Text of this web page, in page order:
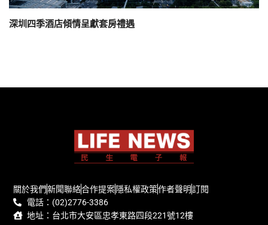
深圳四季酒店傾情呈獻套房禮遇
關於我們新聞聯絡合作提案隱私權政策作者聲明訂閱
電話：(02)2776-3386
地址：台北市大安區忠孝東路四段221號12樓